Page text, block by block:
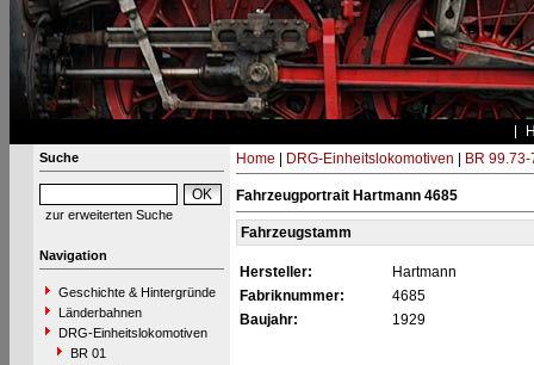
Suche
zur erweiterten Suche
Navigation
Geschichte & Hintergründe
Länderbahnen
DRG-Einheitslokomotiven
BR 01
Home DRG-Einheitslokomotiven BR 99.73-
Fahrzeugportrait Hartmann 4685
Fahrzeugstamm
Hersteller:
Hartmann
Fabriknummer:
4685
Baujahr:
1929